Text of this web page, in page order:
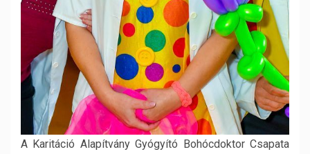
A Karitáció Alapítvány Gyógyító Bohócdoktor Csapata